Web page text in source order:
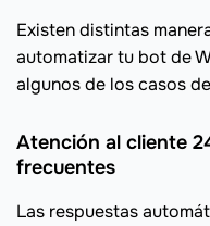
Existen distintas
automatizar tu bot de
algunos de los casos
Atención al cliente
frecuentes
Las respuestas